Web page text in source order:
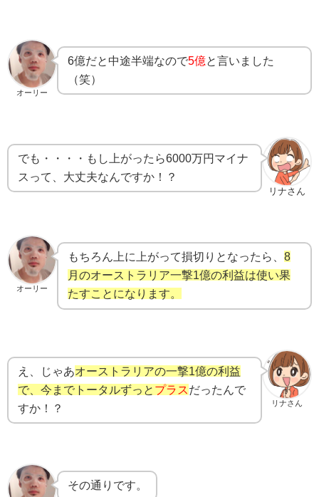
オーリー
6億だと中途半端なので5億と言いました
（笑）
リナさん
でも・・・・もし上がったら6000万円マイナ
スって、大丈夫なんですか！？
オーリー
もちろん上に上がって損切りとなったら、 8
月のオーストラリア一撃1億の利益は使い果
たすことになります。
リナさん
え、じゃあオーストラリアの一撃1億の利益
で、今までトータルずっと プラス だったんで
すか！？
その通りです。